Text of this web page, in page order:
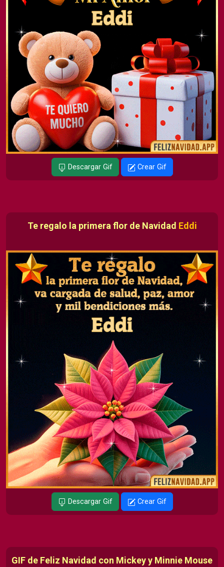
Descargar Gif Crear Gif
Te regalo la primera flor de Navidad Eddi
Descargar Gif Crear Gif
GIF de Feliz Navidad con Mickey y Minnie Mouse